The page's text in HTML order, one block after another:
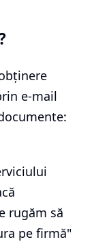
e-mail
rugăm să
pe firmă"